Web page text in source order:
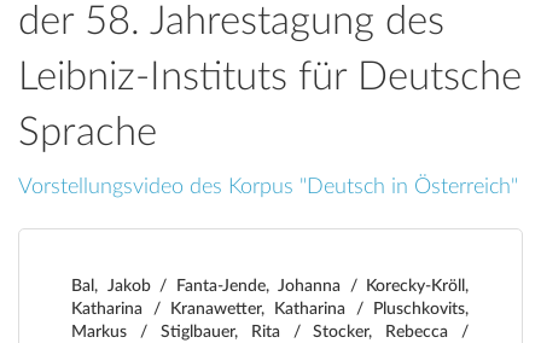
der 58. Jahrestagung des
Leibniz-Instituts für Deutsche
Sprache
Vorstellungsvideo des Korpus "Deutsch in Österreich"
Bal, Jakob / Fanta-Jende, Johanna / Korecky-Kröll,
Katharina / Kranawetter, Katharina / Pluschkovits,
Markus / Stiglbauer, Rita / Stocker, Rebecca /